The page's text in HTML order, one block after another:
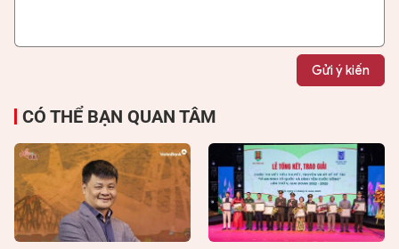
Gửi ý kiến
CÓ THỂ BẠN QUAN TÂM